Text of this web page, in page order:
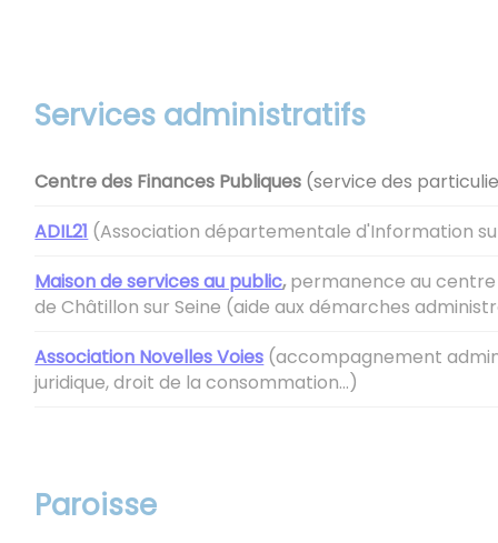
Services administratifs
Centre des Finances Publiques (service des
ADIL21 (Association départementale d'Information
Maison de services au public,permanence au
de Châtillon sur Seine (aide aux démarches
Association Novelles Voies (accompagnement
juridique, droit de la consommation...)
Paroisse